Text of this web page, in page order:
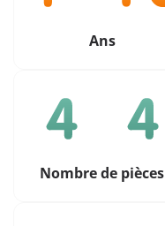
Ans
Nombre de pièces